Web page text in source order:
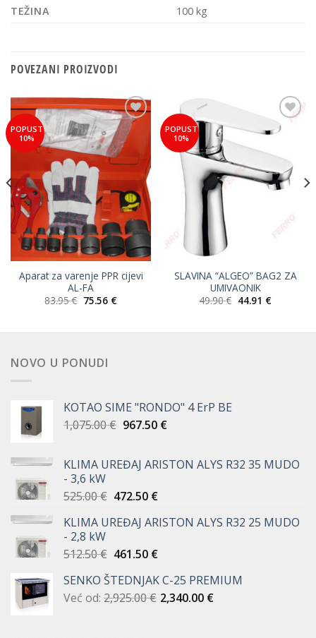
TEŽINA 100 kg
POVEZANI PROIZVODI
POPUST
10%
Add to
Wishlist
Aparat za varenje PPR cijevi
AL-FA
83.95€ Izvorna
83.95 €.
75.56 €Trenutna
POPUST
10%
Add to
Wishlist
SLAVINA “ALGEO” BAG2 ZA
UMIVAONIK
49.90€ Izvorna
49.90 €.
44.91 €Trenutna
NOVO U PONUDI
KOTAO SIME "RONDO" 4 ErP BE
1,075.00€ Izvorna
je:
967.50 €Trenutna
967.50 €.
KLIMA UREĐAJ ARISTON ALYS R32 35 MUDO
- 3,6 kW
525.00€ Izvorna
bila
525.00 €.
472.50 €Trenutna
je:
KLIMA UREĐAJ ARISTON ALYS R32 25 MUDO
- 2,8 kW
512.50€ Izvorna
bila
je:
461.50 €Trenutna
je:
461.50 €.
SENKO ŠTEDNJAK C-25 PREMIUM
Već od: 2,925.00€ 2,340.00 €